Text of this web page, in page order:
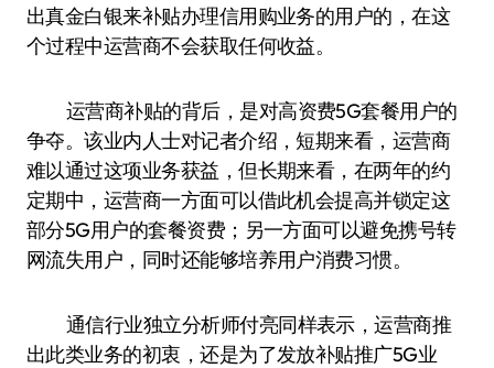
出真金白银来补贴办理信用购业务的用户的，在这
个过程中运营商不会获取任何收益。
运营商补贴的背后，是对高资费5G套餐用户的
争夺。该业内人士对记者介绍，短期来看，运营商
难以通过这项业务获益，但长期来看，在两年的约
定期中，运营商一方面可以借此机会提高并锁定这
部分5G用户的套餐资费；另一方面可以避免携号转
网流失用户，同时还能够培养用户消费习惯。
通信行业独立分析师付亮同样表示，运营商推
出此类业务的初衷，还是为了发放补贴推广5G业